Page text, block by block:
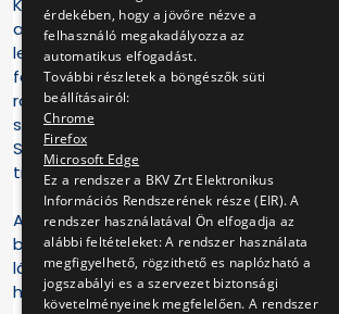
Közlekedési Központ és a BKV
az utasok biztonsága és egészsége,
lehetőségeinkhez képest mindent
felkészüljünk a metróban
rosszullétekre. Szerencsére eddig
szükséghelyzet előforduláskor - a
Stadion állomáson - kellett és sikerült
tragédiát.
Az állomások utasterében elhelyezett
berendezések mellett és a forgalmi
látható az a matrica, amelyik jelzi,
helyen újraélesztő készülék található.
érdekében, hogy a jövőre nézve a
felhasználó megakadályozza az
automatikus elfogadást.
További részletek a böngészők süti
beállításairól:
Chrome
Firefox
Microsoft Edge
Ez a rendszer a BKV Zrt Elektronikus
Információs Rendszerének része (EIR). A
rendszer használatával Ön elfogadja az
alábbi feltételeket: A rendszer használata
megfigyelhető, rögzithető es naplózható a
jogszabályi es a szervezet biztonsági
követelményeinek megfelelően. A rendszer